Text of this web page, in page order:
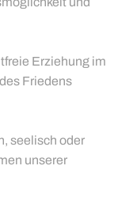
Erziehung im
Friedens
seelisch oder
unserer